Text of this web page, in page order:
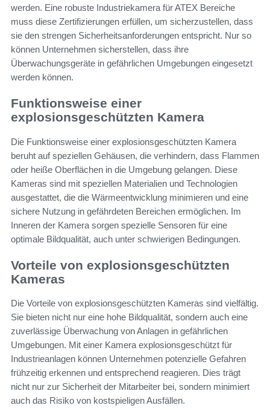
werden. Eine robuste Industriekamera für ATEX Bereiche
muss diese Zertifizierungen erfüllen, um sicherzustellen, dass
sie den strengen Sicherheitsanforderungen entspricht. Nur so
können Unternehmen sicherstellen, dass ihre
Überwachungsgeräte in gefährlichen Umgebungen eingesetzt
werden können.
Funktionsweise einer
explosionsgeschützten Kamera
Die Funktionsweise einer explosionsgeschützten Kamera
beruht auf speziellen Gehäusen, die verhindern, dass Flammen
oder heiße Oberflächen in die Umgebung gelangen. Diese
Kameras sind mit speziellen Materialien und Technologien
ausgestattet, die die Wärmeentwicklung minimieren und eine
sichere Nutzung in gefährdeten Bereichen ermöglichen. Im
Inneren der Kamera sorgen spezielle Sensoren für eine
optimale Bildqualität, auch unter schwierigen Bedingungen.
Vorteile von explosionsgeschützten
Kameras
Die Vorteile von explosionsgeschützten Kameras sind vielfältig.
Sie bieten nicht nur eine hohe Bildqualität, sondern auch eine
zuverlässige Überwachung von Anlagen in gefährlichen
Umgebungen. Mit einer Kamera explosionsgeschützt für
Industrieanlagen können Unternehmen potenzielle Gefahren
frühzeitig erkennen und entsprechend reagieren. Dies trägt
nicht nur zur Sicherheit der Mitarbeiter bei, sondern minimiert
auch das Risiko von kostspieligen Ausfällen.